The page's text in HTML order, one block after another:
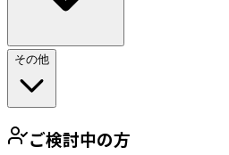
その他
ご検討中の方